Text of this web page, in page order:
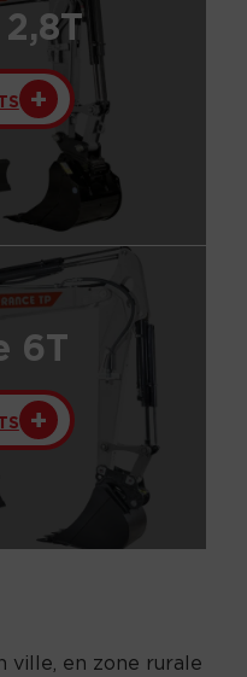
6T
ville, en zone rurale